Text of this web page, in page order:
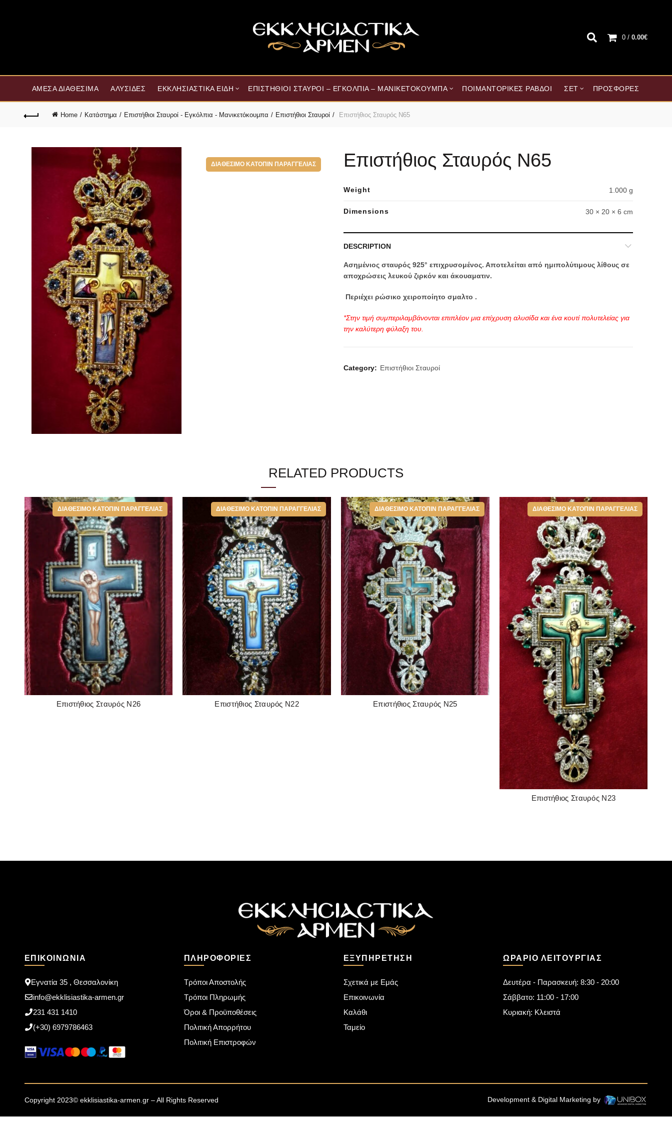
0 / 0.00€
ΆΜΕΣΑ ΔΙΑΘΈΣΙΜΑ ΑΛΥΣΊΔΕΣ ΕΚΚΛΗΣΙΑΣΤΙΚΆ ΕΊΔΗ ΕΠΙΣΤΉΘΙΟΙ ΣΤΑΥΡΟΊ – ΕΓΚΌΛΠΙΑ – ΜΑΝΙΚΕΤΌΚΟΥΜΠΑ ΠΟΙΜΑΝΤΟΡΙΚΈΣ ΡΆΒΔΟΙ ΣΕΤ ΠΡΟΣΦΟΡΈΣ
Home Κατάστημα Επιστήθιοι Σταυροί - Εγκόλπια - Μανικετόκουμπα Επιστήθιοι Σταυροί Επιστήθιος Σταυρός Ν65
ΔΙΑΘΈΣΙΜΟ ΚΑΤΌΠΙΝ ΠΑΡΑΓΓΕΛΊΑΣ Επιστήθιος Σταυρός Ν65
Weight 1.000 g
Dimensions 30 × 20 × 6 cm
DESCRIPTION
Ασημένιος σταυρός 925° επιχρυσομένος. Αποτελείται από ημιπολύτιμους λίθους σε
αποχρώσεις λευκού ζιρκόν και άκουαματιν.
Περιέχει ρώσικο χειροποίητο σμαλτο .
*Στην τιμή συμπεριλαμβάνονται επιπλέον μια επίχρυση αλυσίδα και ένα κουτί πολυτελείας για
την καλύτερη φύλαξη του.
Category: Επιστήθιοι Σταυροί
RELATED PRODUCTS
ΔΙΑΘΈΣΙΜΟ ΚΑΤΌΠΙΝ ΠΑΡΑΓΓΕΛΊΑΣ
READ MORE
Επιστήθιος Σταυρός Ν26
ΔΙΑΘΈΣΙΜΟ ΚΑΤΌΠΙΝ ΠΑΡΑΓΓΕΛΊΑΣ
READ MORE
Επιστήθιος Σταυρός Ν22
ΔΙΑΘΈΣΙΜΟ ΚΑΤΌΠΙΝ ΠΑΡΑΓΓΕΛΊΑΣ
READ MORE
Επιστήθιος Σταυρός Ν25
ΔΙΑΘΈΣΙΜΟ ΚΑΤΌΠΙΝ ΠΑΡΑΓΓΕΛΊΑΣ
READ MORE
Επιστήθιος Σταυρός Ν23
ΕΠΙΚΟΙΝΩΝΊΑ
Εγνατία 35 , Θεσσαλονίκη
info@ekklisiastika-armen.gr
231 431 1410
(+30) 6979786463
ΠΛΗΡΟΦΟΡΊΕΣ
Τρόποι Αποστολής
Τρόποι Πληρωμής
Όροι & Προϋποθέσεις
Πολιτική Απορρήτου
Πολιτική Επιστροφών
ΕΞΥΠΗΡΈΤΗΣΗ
Σχετικά με Εμάς
Επικοινωνία
Καλάθι
Ταμείο
ΩΡΆΡΙΟ ΛΕΙΤΟΥΡΓΊΑΣ
Δευτέρα - Παρασκευή: 8:30 - 20:00
Σάββατο: 11:00 - 17:00
Κυριακή: Κλειστά
Copyright 2023© ekklisiastika-armen.gr – All Rights Reserved Development & Digital Marketing by